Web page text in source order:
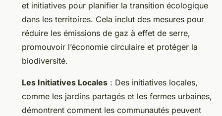
et initiatives pour planifier la transition écologique
dans les territoires. Cela inclut des mesures pour
réduire les émissions de gaz à effet de serre,
promouvoir l’économie circulaire et protéger la
biodiversité.
Les Initiatives Locales : Des initiatives locales,
comme les jardins partagés et les fermes urbaines,
démontrent comment les communautés peuvent